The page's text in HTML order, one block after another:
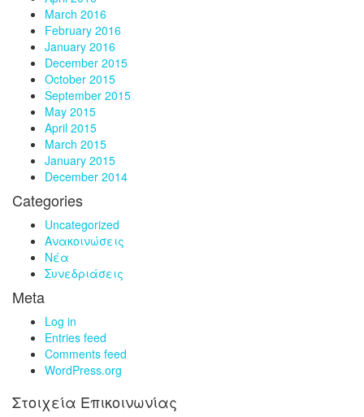
March 2016
February 2016
January 2016
December 2015
October 2015
September 2015
May 2015
April 2015
March 2015
January 2015
December 2014
Categories
Uncategorized
Ανακοινώσεις
Νέα
Συνεδριάσεις
Meta
Log in
Entries feed
Comments feed
WordPress.org
Στοιχεία Επικοινωνίας